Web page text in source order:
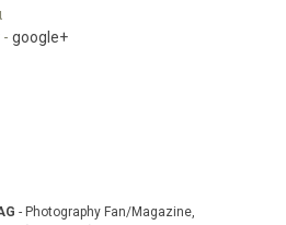
- google+
- Photography Fan/Magazine,